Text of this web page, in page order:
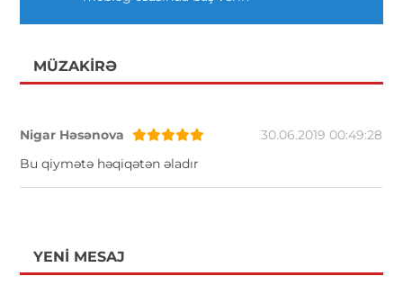
MÜZAKIRƏ
Nigar Həsənova
30.06.2019 00:49:28
Bu qiymətə həqiqətən əladır
YENI MESAJ